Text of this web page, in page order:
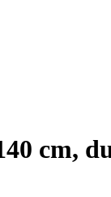
cm,